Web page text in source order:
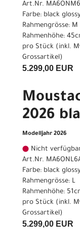
Art.Nr.
Farbe: black
Rahmengrösse: M
Rahmenhöhe:
pro Stück (inkl.
Grossartikel)
5.299,00 EUR
2026
Modelljahr 2026
Nicht
Art.Nr.
Farbe: black
Rahmengrösse: L
Rahmenhöhe:
pro Stück (inkl.
Grossartikel)
5.299,00 EUR